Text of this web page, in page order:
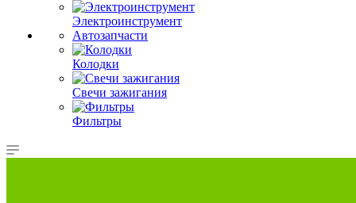
Электроинструмент
Автозапчасти
Колодки
Свечи зажигания
Фильтры